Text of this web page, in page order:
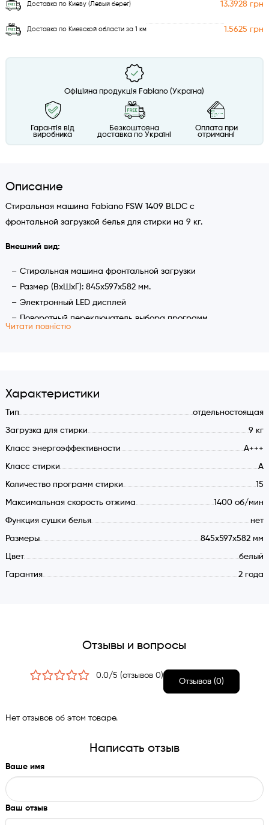
Доставка по Киеву (Левый берег) 13.3928 грн
Доставка по Киевской области за 1 км 1.5625 грн
Офіційна продукція Fabiano (Україна)
Гарантія від
виробника
Безкоштовна
доставка по Україні
Оплата при
отриманні
Описание
Стиральная машина Fabiano FSW 1409 BLDC с
фронтальной загрузкой белья для стирки на 9 кг.
Внешний вид:
Стиральная машина фронтальной загрузки
Размер (ВхШхГ): 845x597x582 мм.
Электронный LED дисплей
Поворотный переключатель выбора программ
Класс энергоэффективности стиральных циклов: А+++
Отжим: 1400 оборотов (max.)
Градация оборотов отжима: 1400-1200-1000-800-600-
400-0
Температурные режимы стирки: 90ºС, 80ºС, 70ºС, 60ºС,
50ºС, 40ºС, 30ºС, 20ºС холодная вода
электромотор BLDC
Уровень шума дБ(А): Стирка 50 / Отжим 75
Функция замок «защита от детей»
ЭКО 20ºС, Синтетика,
Быстрая 15 минут, Одеяла,
Блузки / Рубашки,
Читати повністю
Характеристики
Тип отдельностоящая
Загрузка для стирки 9 кг
Класс энергоэффективности A+++
Класс стирки A
Количество программ стирки 15
Максимальная скорость отжима 1400 об/мин
Функция сушки белья нет
Размеры 845x597x582 мм
Цвет белый
Гарантия 2 года
Отзывы и вопросы
0.0/5 (отзывов 0)
Отзывов (0)
Нет отзывов об этом товаре.
Написать отзыв
Ваше имя
Ваш отзыв